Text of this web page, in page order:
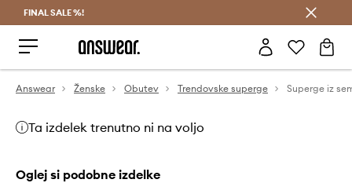
FINAL SALE %!
Answear Ženske Obutev Trendovske superge
Ta izdelek trenutno ni na voljo
Oglej si podobne izdelke